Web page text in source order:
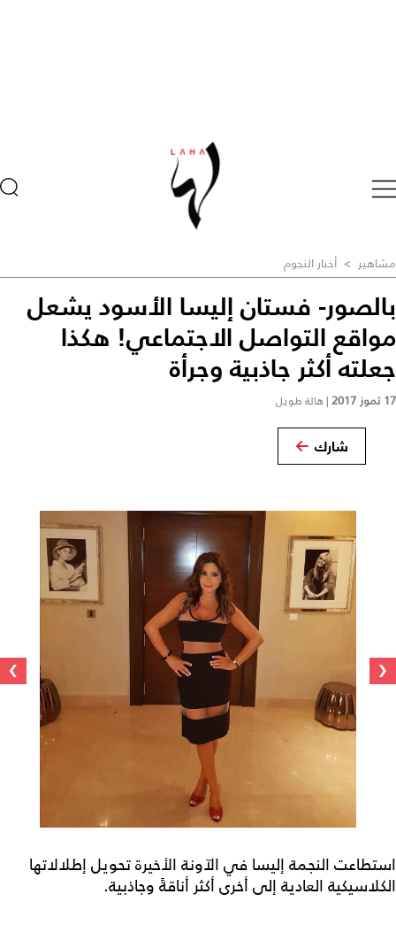
مشاهير > أخبار النجوم
بالصور- فستان إليسا الأسود يشعل
مواقع التواصل الاجتماعي! هكذا
جعلته أكثر جاذبية وجرأة
17 تموز 2017 |هالة طويل
شارك
‹
›
استطاعت النجمة إليسا في الآونة الأخيرة تحويل إطلالاتها
الكلاسيكية العادية إلى أخرى أكثر أناقةً وجاذبية.